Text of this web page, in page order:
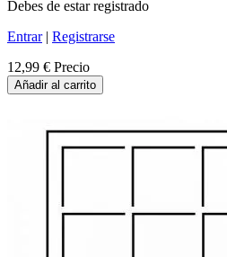
Debes de estar registrado
Entrar| Registrarse
12,99 € Precio
Añadir al carrito